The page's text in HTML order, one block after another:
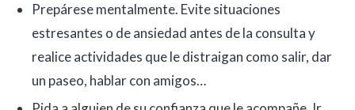
Prepárese mentalmente. Evite situaciones
estresantes o de ansiedad antes de la consulta y
realice actividades que le distraigan como salir, dar
un paseo, hablar con amigos…